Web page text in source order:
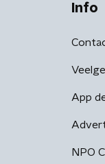
Info
App
NPO